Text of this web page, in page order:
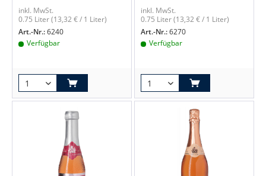
inkl. MwSt.
0.75 Liter(13,32 € / 1 Liter)
Art.-Nr.:6240
Verfügbar
inkl. MwSt.
0.75 Liter(13,32 € / 1 Liter)
Art.-Nr.:6270
Verfügbar